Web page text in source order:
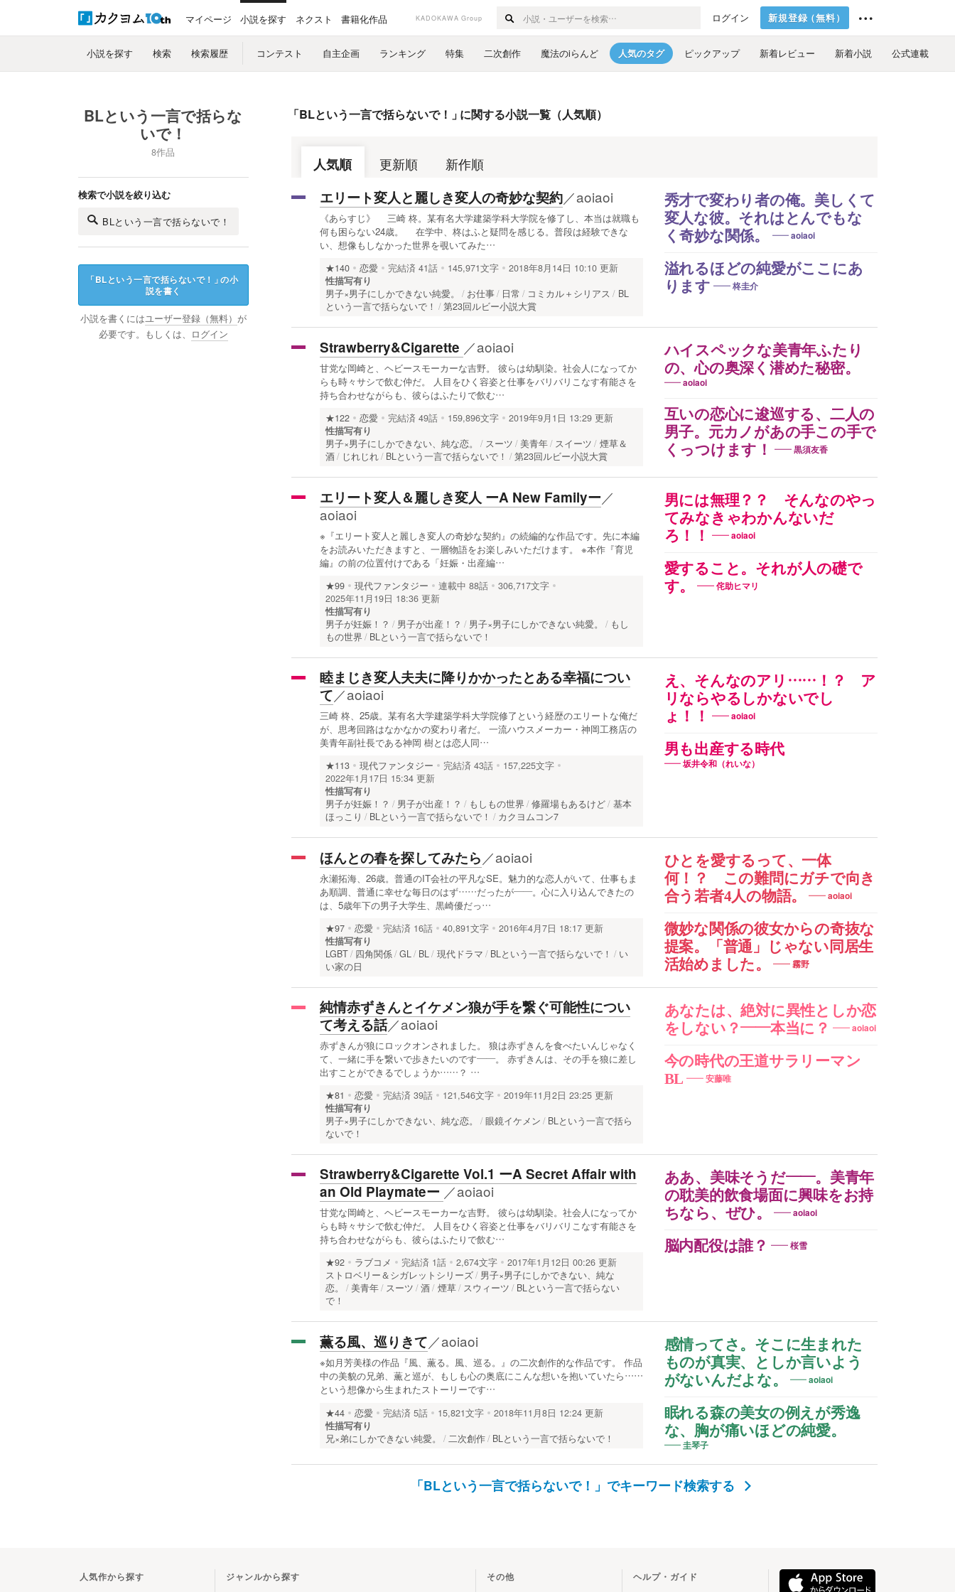
マイページ 小説を探す ネクスト 書籍化作品 KADOKAWA Group ログイン 新規登録（無料）
小説を探す 検索 検索履歴 コンテスト 自主企画 ランキング 特集 二次創作 魔法のiらんど 人気のタグ ピックアップ 新着レビュー 新着小説 公式連載
BLという一言で括らな
いで！
8作品
検索で小説を絞り込む
BLという一言で括らないで！
「BLという一言で括らないで！ 」の小
説を書く
小説を書くにはユーザー登録（無料） が
必要です。もしくは、
ログイン
「BLという一言で括らないで！ 」に関する小説一覧（人気順）
人気順 更新順 新作順
秀才で変わり者の俺。美しくて
変人な彼。それはとんでもな
く奇妙な関係。
aoiaoi
溢れるほどの純愛がここにあ
ります
柊圭介
エリート変人と麗しき変人の奇妙な契約／aoiaoi
《あらすじ》 三崎 柊。某有名大学建築学科大学院を修了し、本当は就職も
何も困らない24歳。 在学中、柊はふと疑問を感じる。普段は経験できな
い、想像もしなかった世界を覗いてみた…
★140 恋愛 完結済 41話 145,971文字
2018年8月14日 10:10 更新
性描写有り
男子×男子にしかできない純愛。
お仕事 日常 コミカル＋シリアス
BL
という一言で括らないで！
第23回ルビー小説大賞
ハイスペックな美青年ふたり
の、心の奥深く潜めた秘密。
aoiaoi
互いの恋心に逡巡する、二人の
男子。元カノがあの手この手で
くっつけます！
黒須友香
Strawberry&Cigarette ／aoiaoi
甘党な岡崎と、ヘビースモーカーな吉野。 彼らは幼馴染。社会人になってか
らも時々サシで飲む仲だ。 人目をひく容姿と仕事をバリバリこなす有能さを
持ち合わせながらも、彼らはふたりで飲む…
★122 恋愛 完結済 49話 159,896文字
2019年9月1日 13:29 更新
性描写有り
男子×男子にしかできない、純な恋。
スーツ 美青年 スイーツ
煙草＆
酒
じれじれ BLという一言で括らないで！ 第23回ルビー小説大賞
男には無理？？ そんなのやっ
てみなきゃわかんないだ
ろ！！
aoiaoi
愛すること。それが人の礎で
す。
侘助ヒマリ
エリート変人＆麗しき変人 ーA New Familyー／
aoiaoi
※『エリート変人と麗しき変人の奇妙な契約』の続編的な作品です。先に本編
をお読みいただきますと、一層物語をお楽しみいただけます。 ※本作『育児
編』の前の位置付けである「妊娠・出産編…
★99 現代ファンタジー 連載中 88話
306,717文字
2025年11月19日 18:36 更新
性描写有り
男子が妊娠！？
男子が出産！？ 男子×男子にしかできない純愛。
もし
もの世界
BLという一言で括らないで！
え、そんなのアリ……！？ ア
リならやるしかないでし
ょ！！
aoiaoi
男も出産する時代
坂井令和（れいな）
睦まじき変人夫夫に降りかかったとある幸福につい
て／aoiaoi
三崎 柊、25歳。某有名大学建築学科大学院修了という経歴のエリートな俺だ
が、思考回路はなかなかの変わり者だ。 一流ハウスメーカー・神岡工務店の
美青年副社長である神岡 樹とは恋人同…
★113 現代ファンタジー 完結済 43話
157,225文字
2022年1月17日 15:34 更新
性描写有り
男子が妊娠！？
男子が出産！？ もしもの世界 修羅場もあるけど
基本
ほっこり
BLという一言で括らないで！ カクヨムコン7
ひとを愛するって、一体
何！？ この難問にガチで向き
合う若者4人の物語。
aoiaoi
微妙な関係の彼女からの奇抜な
提案。「普通」じゃない同居生
活始めました。
霧野
ほんとの春を探してみたら ／aoiaoi
永瀬拓海、26歳。普通のIT会社の平凡なSE。魅力的な恋人がいて、仕事もま
あ順調、普通に幸せな毎日のはず……だったが——。心に入り込んできたの
は、5歳年下の男子大学生、黒崎優だっ…
★97 恋愛 完結済 16話 40,891文字
2016年4月7日 18:17 更新
性描写有り
LGBT
四角関係 GL BL 現代ドラマ BLという一言で括らないで！
い
い家の日
あなたは、絶対に異性としか恋
をしない？——本当に？
aoiaoi
今の時代の王道サラリーマン
BL
安藤唯
純情赤ずきんとイケメン狼が手を繋ぐ可能性につい
て考える話／aoiaoi
赤ずきんが狼にロックオンされました。 狼は赤ずきんを食べたいんじゃなく
て、一緒に手を繋いで歩きたいのです——。 赤ずきんは、その手を狼に差し
出すことができるでしょうか……？ …
★81 恋愛 完結済 39話 121,546文字
2019年11月2日 23:25 更新
性描写有り
男子×男子にしかできない、純な恋。
眼鏡イケメン
BLという一言で括ら
ないで！
ああ、美味そうだ——。美青年
の耽美的飲食場面に興味をお持
ちなら、ぜひ。
aoiaoi
脳内配役は誰？ 桜雪
Strawberry&Cigarette Vol.1 ーA Secret Affair with
an Old Playmateー ／aoiaoi
甘党な岡崎と、ヘビースモーカーな吉野。 彼らは幼馴染。社会人になってか
らも時々サシで飲む仲だ。 人目をひく容姿と仕事をバリバリこなす有能さを
持ち合わせながらも、彼らはふたりで飲む…
★92 ラブコメ 完結済 1話 2,674文字
2017年1月12日 00:26 更新
ストロベリー＆シガレットシリーズ
男子×男子にしかできない、純な
恋。
美青年 スーツ 酒 煙草 スウィーツ
BLという一言で括らない
で！
感情ってさ。そこに生まれた
ものが真実、としか言いよう
がないんだよな。
aoiaoi
眠れる森の美女の例えが秀逸
な、胸が痛いほどの純愛。
圭琴子
薫る風、巡りきて／aoiaoi
※如月芳美様の作品『風、薫る。風、巡る。』の二次創作的な作品です。 作品
中の美貌の兄弟、薫と巡が、もしも心の奥底にこんな想いを抱いていたら……
という想像から生まれたストーリーです…
★44 恋愛 完結済 5話 15,821文字
2018年11月8日 12:24 更新
性描写有り
兄×弟にしかできない純愛。
二次創作 BLという一言で括らないで！
「BLという一言で括らないで！」でキーワード検索する
人気作から探す ジャンルから探す その他 ヘルプ・ガイド